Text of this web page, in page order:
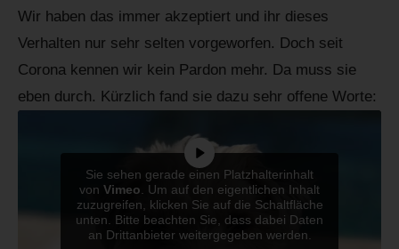
Wir haben das immer akzeptiert und ihr dieses
Verhalten nur sehr selten vorgeworfen. Doch seit
Corona kennen wir kein Pardon mehr. Da muss sie
eben durch. Kürzlich fand sie dazu sehr offene Worte:
Sie sehen gerade einen Platzhalterinhalt
von Vimeo . Um auf den eigentlichen Inhalt
zuzugreifen, klicken Sie auf die Schaltfläche
unten. Bitte beachten Sie, dass dabei Daten
an Drittanbieter weitergegeben werden.